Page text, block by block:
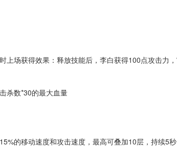
上场获得效果：释放技能后，李白获得100点攻击力
杀数*30的最大血量
的移动速度和攻击速度，最高可叠加10层，持续5秒